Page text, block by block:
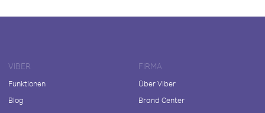
VIBER
Funktionen
Blog
FIRMA
Über Viber
Brand Center